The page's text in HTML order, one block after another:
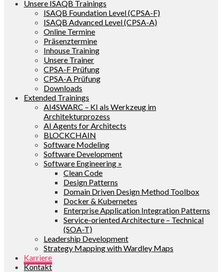
Unsere ISAQB Trainings
ISAQB Foundation Level (CPSA-F)
ISAQB Advanced Level (CPSA-A)
Online Termine
Präsenztermine
Inhouse Training
Unsere Trainer
CPSA-F Prüfung
CPSA-A Prüfung
Downloads
Extended Trainings
AI4SWARC – KI als Werkzeug im
Architekturprozess
AI Agents for Architects
BLOCKCHAIN
Software Modeling
Software Development
Software Engineering »
Clean Code
Design Patterns
Domain Driven Design Method Toolbox
Docker & Kubernetes
Enterprise Application Integration Patterns
Service-oriented Architecture – Technical
(SOA-T)
Leadership Development
Strategy Mapping with Wardley Maps
Karriere
Kontakt